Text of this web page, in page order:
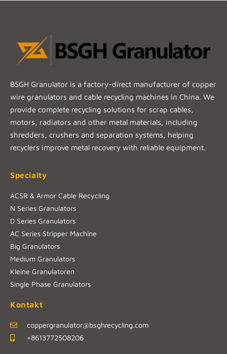
BSGH Granulator is a factory-direct manufacturer of copper
wire granulators and cable recycling machines in China. We
provide complete recycling solutions for scrap cables,
motors, radiators and other metal materials, including
shredders, crushers and separation systems, helping
recyclers improve metal recovery with reliable equipment.
Specialty
ACSR & Armor Cable Recycling
N Series Granulators
D Series Granulators
AC Series Stripper Machine
Big Granulators
Medium Granulators
Kleine Granulatoren
Single Phase Granulators
Kontakt
coppergranulator@bsghrecycling.com
+8613772508206